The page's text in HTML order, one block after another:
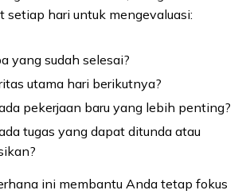
setiap hari untuk mengevaluasi:
yang sudah selesai?
utama hari berikutnya?
pekerjaan baru yang lebih penting?
tugas yang dapat ditunda atau
ini membantu Anda tetap fokus